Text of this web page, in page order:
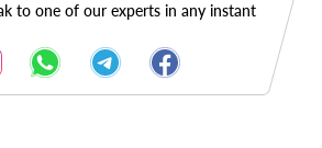
to one of our experts in any instant